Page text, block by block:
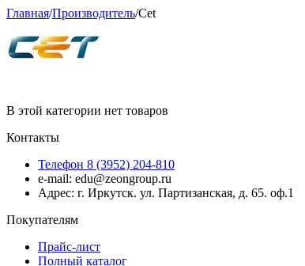
Главная/Производитель/Cet
В этой категории нет товаров
Контакты
Телефон 8 (3952) 204-810
e-mail: edu@zeongroup.ru
Адрес: г. Иркутск. ул. Партизанская, д. 65. оф.1
Покупателям
Прайс-лист
Полный каталог